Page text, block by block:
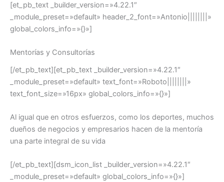
[et_pb_text _builder_version=»4.22.1″
_module_preset=»default» header_2_font=»Antonio||||||||»
global_colors_info=»{}»]
Mentorías y Consultorías
[/et_pb_text][et_pb_text _builder_version=»4.22.1″
_module_preset=»default» text_font=»Roboto||||||||»
text_font_size=»16px» global_colors_info=»{}»]
Al igual que en otros esfuerzos, como los deportes, muchos
dueños de negocios y empresarios hacen de la mentoría
una parte integral de su vida
[/et_pb_text][dsm_icon_list _builder_version=»4.22.1″
_module_preset=»default» global_colors_info=»{}»]